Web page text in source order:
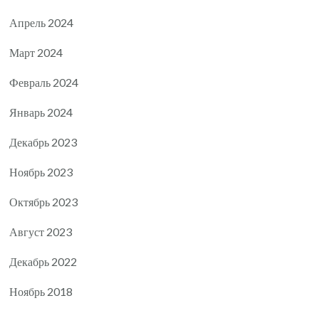
Апрель 2024
Март 2024
Февраль 2024
Январь 2024
Декабрь 2023
Ноябрь 2023
Октябрь 2023
Август 2023
Декабрь 2022
Ноябрь 2018